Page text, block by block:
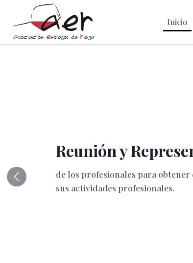
Inicio
Reunión y
de los profesionales para
sus actividades profesionales.
Anterior